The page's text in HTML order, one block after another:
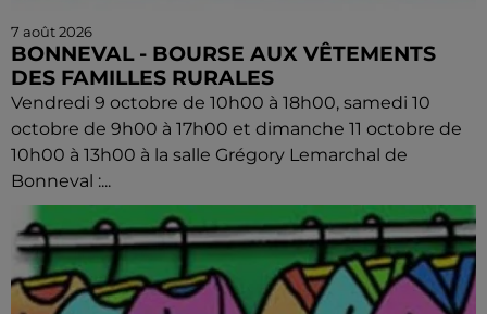
7 août 2026
BONNEVAL - BOURSE AUX VÊTEMENTS
DES FAMILLES RURALES
Vendredi 9 octobre de 10h00 à 18h00, samedi 10
octobre de 9h00 à 17h00 et dimanche 11 octobre de
10h00 à 13h00 à la salle Grégory Lemarchal de
Bonneval :...